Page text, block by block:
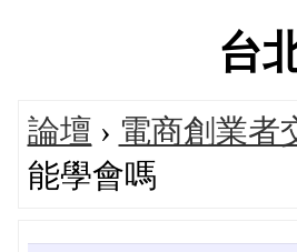
台
論壇 › 電商創業者
能學會嗎